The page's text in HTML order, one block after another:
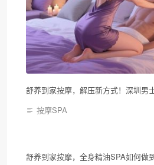
舒养到家按摩，解压新方式！深圳男
按摩SPA
舒养到家按摩，全身精油SPA如何做